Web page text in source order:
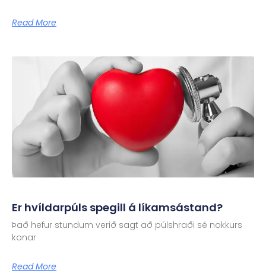
Read More
Er hvíldarpúls spegill á líkamsástand?
Það hefur stundum verið sagt að púlshraði sé nokkurs
konar
Read More